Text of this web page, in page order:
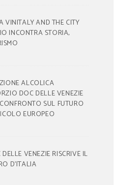
VINITALY AND THE CITY
INCONTRA STORIA,
ALCOLICA
DOC DELLE VENEZIE
SUL FUTURO
EUROPEO
VENEZIE RISCRIVE IL
D’ITALIA